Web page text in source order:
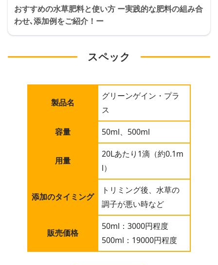
おすすめの水草肥料と使い方 ー実践的な肥料の組み合
わせ､添加例をご紹介！ー
スペック
製品名
グリーンゲイン・プラ
ス
容量 50ml、500ml
用量
20Lあたり1滴（約0.1m
l）
添加のタイミング
トリミング後、水草の
調子が悪い時など
販売価格
50ml：3000円程度
500ml：19000円程度